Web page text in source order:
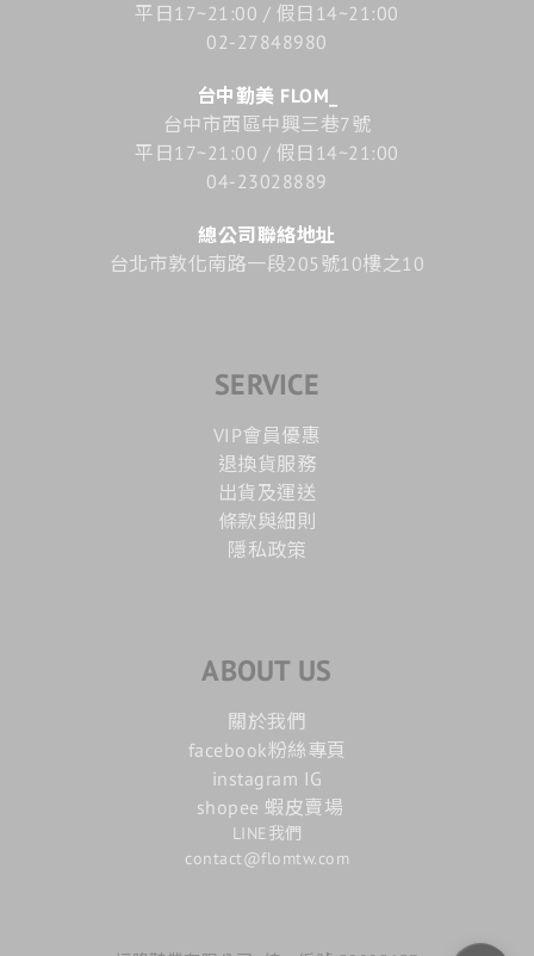
平日17~21:00 / 假日14~21:00
02-27848980
台中勤美 FLOM_
台中市西區中興三巷7號
平日17~21:00 / 假日14~21:00
04-23028889
總公司聯絡地址
台北市敦化南路一段205號10樓之10
SERVICE
VIP會員優惠
退換貨服務
出貨及運送
條款與細則
隱私政策
ABOUT US
關於我們
facebook粉絲專頁
instagram IG
shopee 蝦皮賣場
LINE我們
contact@flomtw.com